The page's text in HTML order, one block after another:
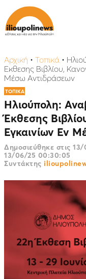
Αρχική • Τοπικά •
Έκθεσης Βιβλίου,
Μέσω Αντιδράσεων
ΤΟΠΙΚΑ
Ηλιούπολη:
Έκθεσης
Εγκαινίων Εν
Δημοσιεύθηκε στις 13/
13/06/25 00:30:05
Συντάκτης